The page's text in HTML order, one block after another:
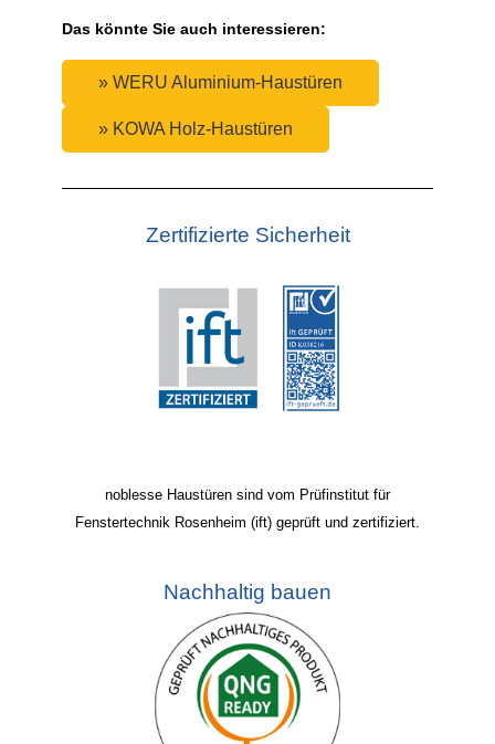
Das könnte Sie auch interessieren:
» WERU Aluminium-Haustüren
» KOWA Holz-Haustüren
Zertifizierte Sicherheit
noblesse Haustüren sind vom Prüfinstitut für
Fenstertechnik Rosenheim (ift) geprüft und zertifiziert.
Nachhaltig bauen